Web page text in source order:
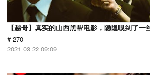
【越哥】真实的山西黑帮电影，隐隐嗅到了一
# 270
2021-03-22 09:09